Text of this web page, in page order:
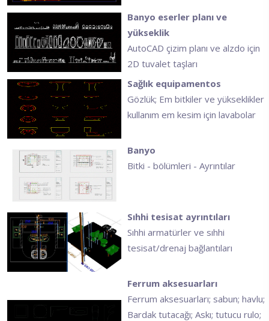
Banyo eserler planı ve
yükseklik
AutoCAD çizim planı ve alzdo için
2D tuvalet taşları
Sağlık equipamentos
Gözlük; Em bitkiler ve yükseklikler
kullanım em kesim için lavabolar
Banyo
Bitki - bölümleri - Ayrıntılar
Sıhhi tesisat ayrıntıları
Sıhhi armatürler ve sıhhi
tesisat/drenaj bağlantıları
Ferrum aksesuarları
Ferrum aksesuarları; sabun; havlu;
Bardak tutacağı; Askı; tutucu rulo;